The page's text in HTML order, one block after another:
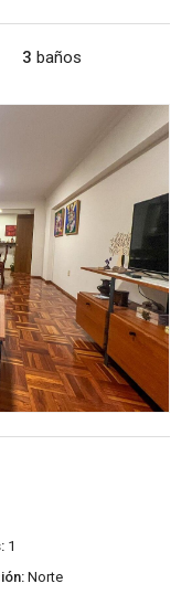
3 baños
1
Norte